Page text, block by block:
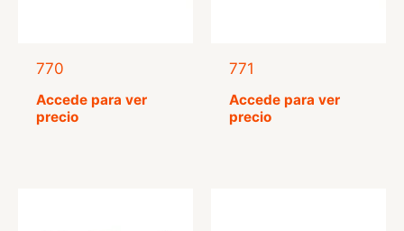
770
Accede para ver
precio
771
Accede para ver
precio